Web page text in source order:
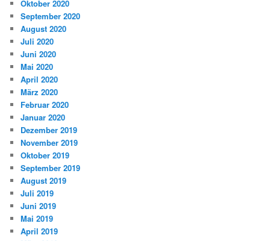
Oktober 2020
September 2020
August 2020
Juli 2020
Juni 2020
Mai 2020
April 2020
März 2020
Februar 2020
Januar 2020
Dezember 2019
November 2019
Oktober 2019
September 2019
August 2019
Juli 2019
Juni 2019
Mai 2019
April 2019